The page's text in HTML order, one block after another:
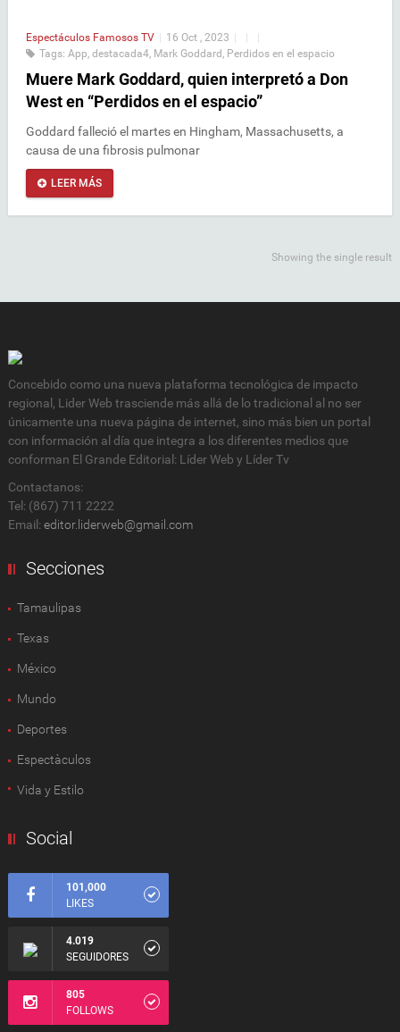
Espectáculos Famosos TV 16 Oct , 2023
Tags: App, destacada4, Mark Goddard , Perdidos en el espacio
Muere Mark Goddard, quien interpretó a Don
West en “Perdidos en el espacio”
Goddard falleció el martes en Hingham, Massachusetts, a
causa de una fibrosis pulmonar
LEER MÁS
Showing the single result
Concebido como una nueva plataforma tecnológica de impacto
regional, Lider Web trasciende más allá de lo tradicional al no ser
únicamente una nueva página de internet, sino más bien un portal
con información al día que integra a los diferentes medios que
conforman El Grande Editorial: Líder Web y Líder Tv
Contactanos:
Tel: (867) 711 2222
Email: editor.liderweb@gmail.com
Secciones
Tamaulipas
Texas
México
Mundo
Deportes
Espectàculos
Vida y Estilo
Social
101,000
LIKES
4.019
SEGUIDORES
805
FOLLOWS